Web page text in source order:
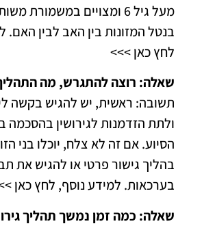
מעל גיל 6 ומצויים במשמורת
בנטל המזונות בין האב לבין האם.
לחץ כאן >>>
שאלה: רוצה להתגרש, מה
תשובה: ראשית, יש להגיש בקשה
ולתת הזדמנות לגירושין בהסכמה
הסיוע. אם זה לא צלח, יוכלו בני
בהליך גישור פרטי או להגיש את
בערכאות. למידע נוסף, לחץ כאן
שאלה: כמה זמן נמשך תהליך